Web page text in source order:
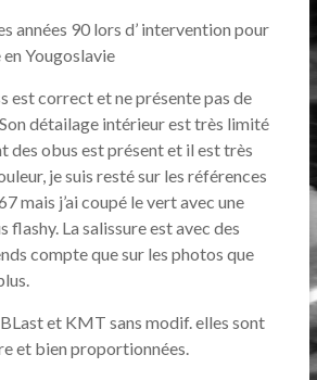
années 90 lors d’ intervention pour
Yougoslavie
est correct et ne présente pas de
détailage intérieur est très limité
des obus est présent et il est très
je suis resté sur les références
mais j’ai coupé le vert avec une
flashy. La salissure est avec des
compte que sur les photos que
et KMT sans modif. elles sont
et bien proportionnées.